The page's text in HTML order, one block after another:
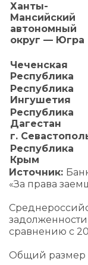
Ханты-
Мансийский
автономный
округ — Югра
Чеченская
Республика
Республика
Ингушетия
Республика
Дагестан
г.
Республика
Крым
Источник:
«За права
задолженности
сравнению с
Общий размер